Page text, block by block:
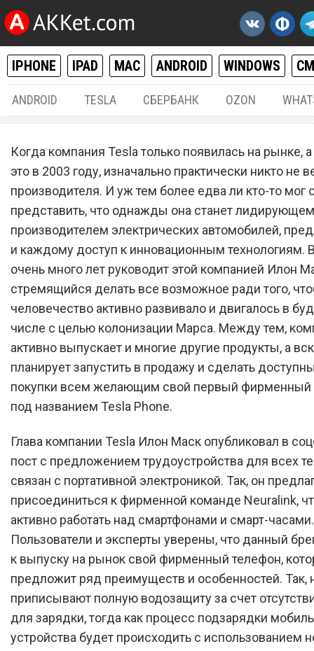
IPHONE IPAD MAC ANDROID WINDOWS
ANDROID TESLA СБЕРБАНК OZON
Tesla Phone – самый
смартфон 2022 года. От
восторге все
Когда компания Tesla только появилась на рынке,
это в 2003 году, изначально практически никто не
производителя. И уж тем более едва ли кто-то мог
представить, что однажды она станет лидирующем
производителем электрических автомобилей,
и каждому доступ к инновационным технологиям.
очень много лет руководит этой компанией Илон
стремящийся делать все возможное ради того,
человечество активно развивало и двигалось в
числе с целью колонизации Марса. Между тем,
активно выпускает и многие другие продукты, а
планирует запустить в продажу и сделать
покупки всем желающим свой первый фирменный
под названием Tesla Phone.
Глава компании Tesla Илон Маск опубликовал в
пост с предложением трудоустройства для всех
связан с портативной электроникой. Так, он
присоединиться к фирменной команде Neuralink,
активно работать над смартфонами и смарт-часами.
Пользователи и эксперты уверены, что данный
к выпуску на рынок свой фирменный телефон,
предложит ряд преимуществ и особенностей. Так,
приписывают полную водозащиту за счет
для зарядки, тогда как процесс подзарядки
устройства будет происходить с использованием